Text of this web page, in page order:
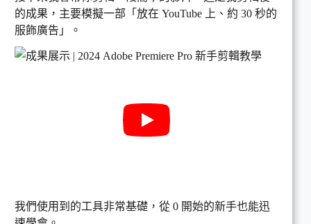
的成果，主要模擬一部「放在 YouTube 上、約 30 秒的
服飾廣告」。
我們使用到的工具非常基礎，從 0 開始的新手也能迅